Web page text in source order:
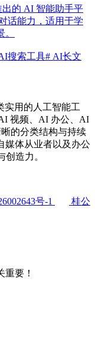
出的 AI 智能助手平
话能力，适用于学
搜索工具# AI长文
实用的人工智能工
视频、AI 办公、AI
的分类结构与持续
媒体从业者以及办公
造力。
号-1
桂公
要！